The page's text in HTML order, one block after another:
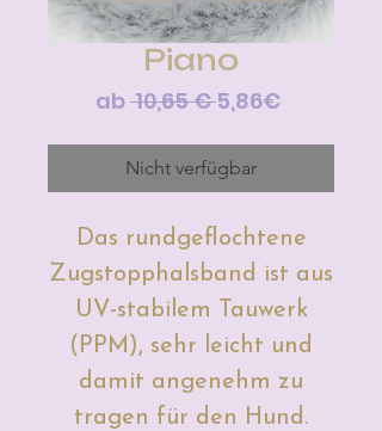
Piano
ab 10,65 € Standardpreis
5,86€Sale-
Nicht verfügbar
Das rundgeflochtene
Zugstopphalsband ist aus
UV-stabilem Tauwerk
(PPM), sehr leicht und
damit angenehm zu
tragen für den Hund.